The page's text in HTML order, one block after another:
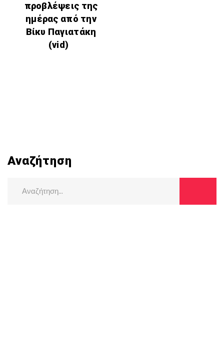
προβλέψεις της
ημέρας από την
Βίκυ Παγιατάκη
(vid)
Αναζήτηση